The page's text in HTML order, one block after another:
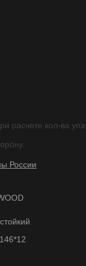
расчете кол-ва
России